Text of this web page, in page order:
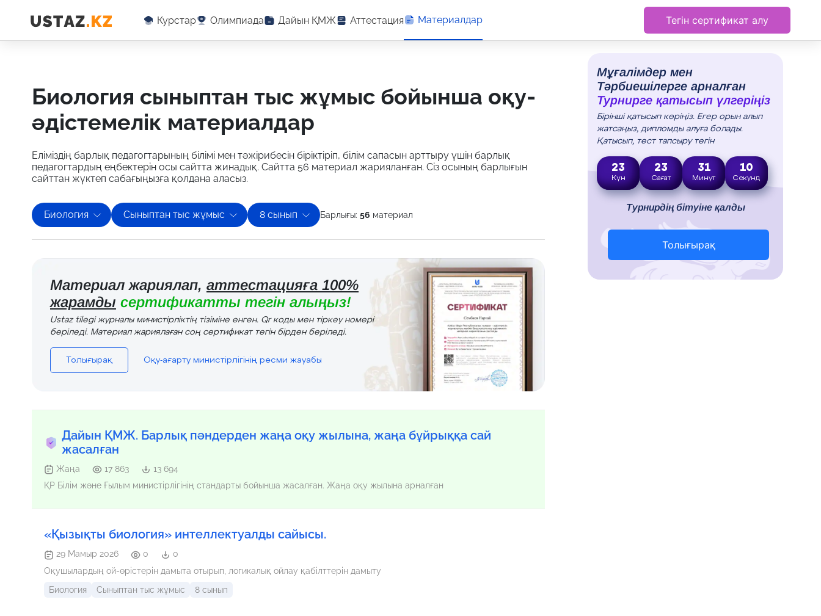
Курстар Олимпиада Дайын ҚМЖ Аттестация Материалдар Тегін сертификат алу
биология сыныптан тыс жұмыс бойынша оқу-
әдістемелік материалдар
Еліміздің барлық педагогтарының білімі мен тәжірибесін біріктіріп, білім сапасын арттыру үшін барлық
педагогтардың еңбектерін осы сайтта жинадық. Сайтта 56 материал жарияланған. Сіз осының барлығын
сайттан жүктеп сабағыңызға қолдана аласыз.
Биология Сыныптан тыс жұмыс 8 сынып Барлығы: 56 материал
Материал жариялап, аттестацияға 100%
жарамды сертификатты тегін алыңыз!
Ustaz tilegi журналы министірліктің тізіміне енген. Qr коды мен тіркеу номері
беріледі. Материал жариялаған соң сертификат тегін бірден беріледі.
Толығырақ Оқу-ағарту министірлігінің ресми жауабы
Дайын ҚМЖ. Барлық пәндерден жаңа оқу жылына, жаңа бұйрыққа сай
жасалған
Жаңа 17 863
13 694
ҚР Білім және Ғылым министірлігінің стандарты бойынша жасалған. Жаңа оқу жылына арналған
«Қызықты биология» интеллектуалды сайысы.
29 Мамыр 2026 0
0
Оқушылардың ой-өрістерін дамыта отырып, логикалық ойлау қабілттерін дамыту
Биология
Сыныптан тыс жұмыс 8 сынып
Мұғалімдер мен
Тәрбиешілерге арналған
Турнирге қатысып үлгеріңіз
Бірінші қатысып көріңіз. Егер орын алып
жатсаңыз, дипломды алуға болады.
Қатысып, тест тапсыру тегін
23
Күн
23
Сағат
31
Минут
10
Секунд
Турнирдің бітуіне қалды
Толығырақ